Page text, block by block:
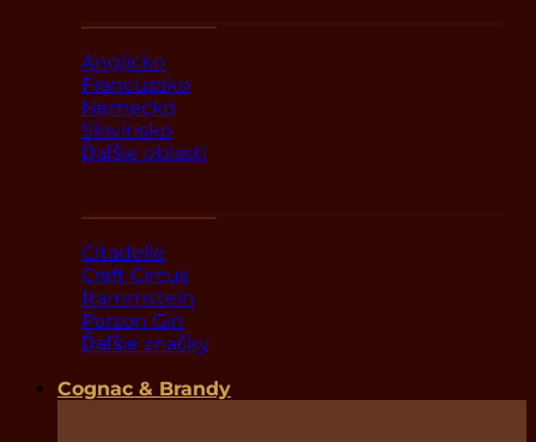
Anglicko
Francúzsko
Nemecko
Slovinsko
Ďaľšie oblasti
Citadelle
Craft Circus
Rammstein
Parson Gin
Ďaľšie značky
Cognac & Brandy